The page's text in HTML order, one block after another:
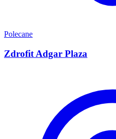
Polecane
Zdrofit Adgar Plaza